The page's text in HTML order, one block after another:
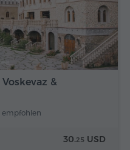
&
empfohlen
30.25 USD